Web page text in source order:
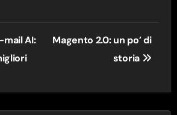
AI:
Magento 2.0: un po’ di
storia